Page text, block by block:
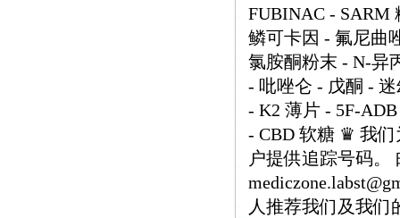
FUBINAC - SARM
鳞可卡因 - 氟尼曲
氯胺酮粉末 - N-异
- 吡唑仑 - 戊酮 -
- K2 薄片 - 5F-
- CBD 软糖 ♛ 我们
户提供追踪号码。
人推荐我们及我们